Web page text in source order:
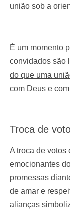
união sob a
É um momento
convidados são
do que uma
com Deus e
Troca de
A troca de votos
emocionantes
promessas
de amar e
alianças